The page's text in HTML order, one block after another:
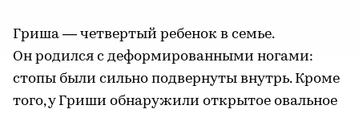
Гриша — четвертый ребенок в семье.
Он родился с деформированными ногами:
стопы были сильно подвернуты внутрь. Кроме
того, у Гриши обнаружили открытое овальное